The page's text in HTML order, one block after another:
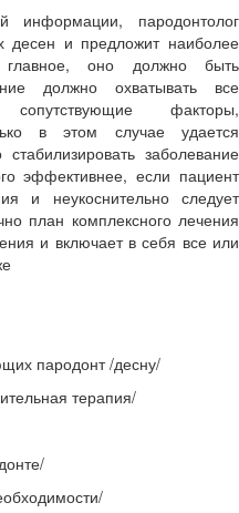
информации, пародонтолог
десен и предложит наиболее
оно должно быть
должно охватывать все
факторы,
в этом случае удается
заболевание
эффективнее, если пациент
и неукоснительно следует
план комплексного лечения
и включает в себя все или
пародонт /десну/
терапия/